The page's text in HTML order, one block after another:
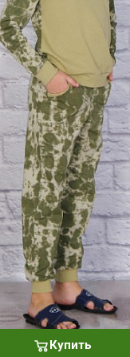
Купить